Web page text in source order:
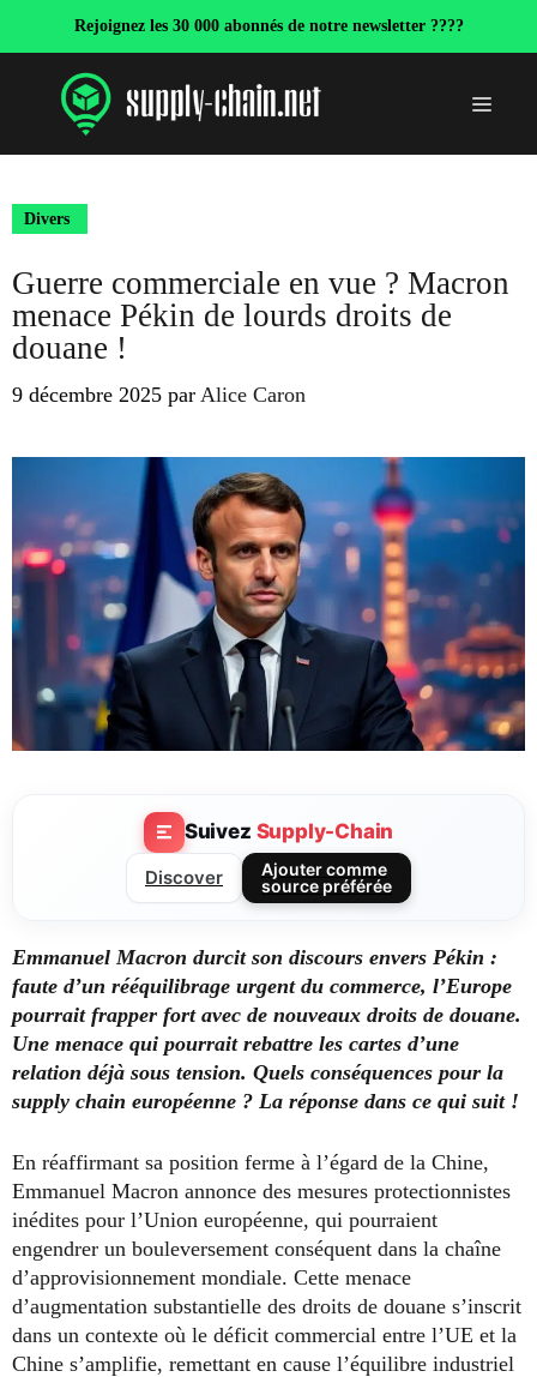
Rejoignez les 30 000 abonnés de notre newsletter ????
Menu
Divers
Guerre commerciale en vue ? Macron
menace Pékin de lourds droits de
douane !
9 décembre 2025 par Alice Caron
Suivez Supply-Chain
Discover
Ajouter comme
source préférée
Emmanuel Macron durcit son discours envers Pékin :
faute d’un rééquilibrage urgent du commerce, l’Europe
pourrait frapper fort avec de nouveaux droits de douane.
Une menace qui pourrait rebattre les cartes d’une
relation déjà sous tension. Quels conséquences pour la
supply chain européenne ? La réponse dans ce qui suit !
En réaffirmant sa position ferme à l’égard de la Chine,
Emmanuel Macron annonce des mesures protectionnistes
inédites pour l’Union européenne, qui pourraient
engendrer un bouleversement conséquent dans la chaîne
d’approvisionnement mondiale. Cette menace
d’augmentation substantielle des droits de douane s’inscrit
dans un contexte où le déficit commercial entre l’UE et la
Chine s’amplifie, remettant en cause l’équilibre industriel